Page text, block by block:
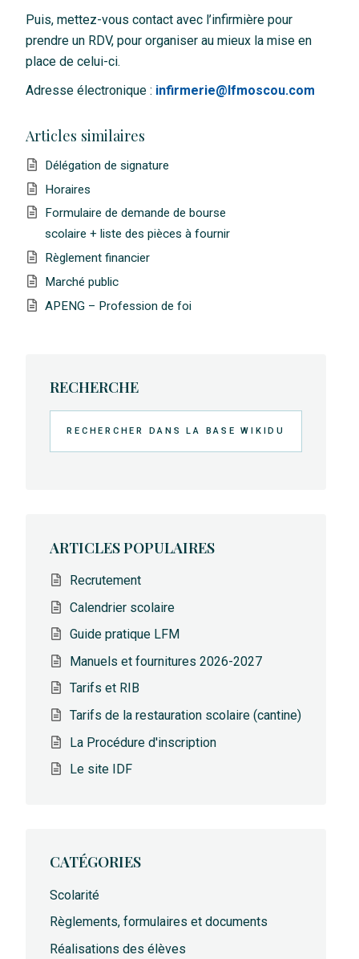
Puis, mettez-vous contact avec l’infirmière pour
prendre un RDV, pour organiser au mieux la mise en
place de celui-ci.
Adresse électronique : infirmerie@lfmoscou.com
Articles similaires
Délégation de signature
Horaires
Formulaire de demande de bourse
scolaire + liste des pièces à fournir
Règlement financier
Marché public
APENG – Profession de foi
RECHERCHE
ARTICLES POPULAIRES
Recrutement
Calendrier scolaire
Guide pratique LFM
Manuels et fournitures 2026-2027
Tarifs et RIB
Tarifs de la restauration scolaire (cantine)
La Procédure d'inscription
Le site IDF
CATÉGORIES
Scolarité
Règlements, formulaires et documents
Réalisations des élèves